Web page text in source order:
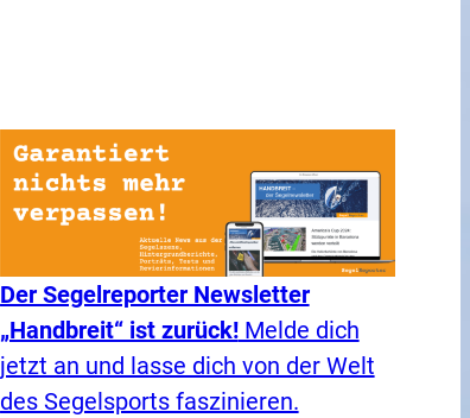
Der Segelreporter Newsletter
„Handbreit“ ist zurück!Melde dich
jetzt an und lasse dich von der Welt
des Segelsports faszinieren.